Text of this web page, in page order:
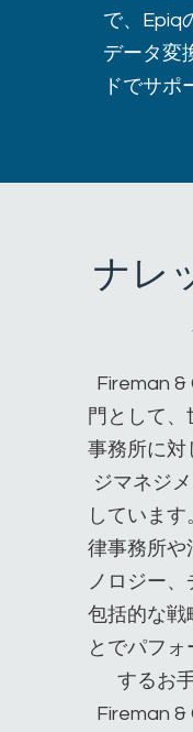
で、Epiq
データ変
ドでサポ
ナレ
Fireman
門として
事務所に対
ジマネジ
していま
律事務所や
ノロジー
包括的な戦
とでパフ
するお
Fireman